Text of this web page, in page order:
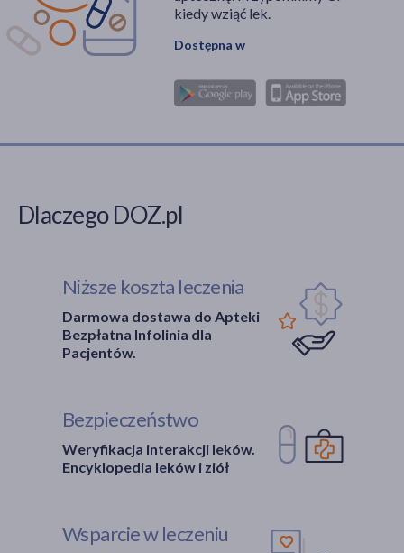
kiedy wziąć lek.
Dostępna w
Dlaczego DOZ.pl
Niższe koszta leczenia
Darmowa dostawa do Apteki
Bezpłatna Infolinia dla
Pacjentów.
Bezpieczeństwo
Weryfikacja interakcji leków.
Encyklopedia leków i ziół
Wsparcie w leczeniu